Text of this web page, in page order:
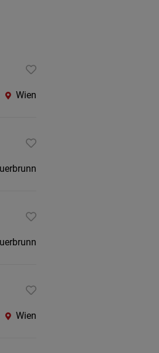
Wien
Wien